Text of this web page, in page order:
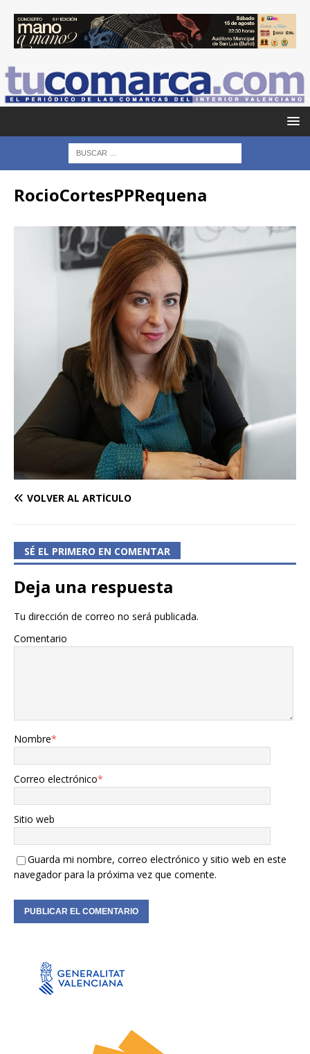
RocioCortesPPRequena
VOLVER AL ARTÍCULO
SÉ EL PRIMERO EN COMENTAR
Deja una respuesta
Tu dirección de correo no será publicada.
Comentario
Nombre*
Correo electrónico*
Sitio web
Guarda mi nombre, correo electrónico y sitio web en este
navegador para la próxima vez que comente.